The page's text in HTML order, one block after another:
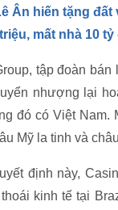
Ân hiến tặng đất
mất nhà 10
tập đoàn
nhượng lại
đó có Việt
Mỹ la tinh và
định này,
kinh tế tại